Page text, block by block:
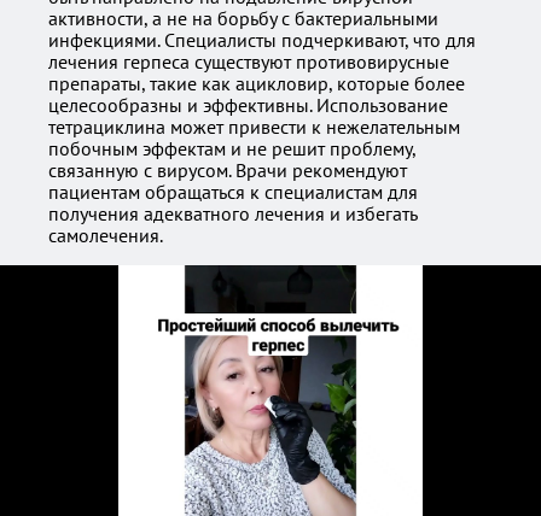
активности, а не на борьбу с бактериальными
инфекциями. Специалисты подчеркивают, что для
лечения герпеса существуют противовирусные
препараты, такие как ацикловир, которые более
целесообразны и эффективны. Использование
тетрациклина может привести к нежелательным
побочным эффектам и не решит проблему,
связанную с вирусом. Врачи рекомендуют
пациентам обращаться к специалистам для
получения адекватного лечения и избегать
самолечения.